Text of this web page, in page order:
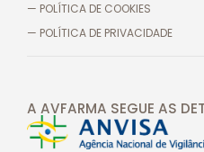
— POLÍTICA DE COOKIES
— POLÍTICA DE PRIVACIDADE
A AVFARMA SEGUE AS